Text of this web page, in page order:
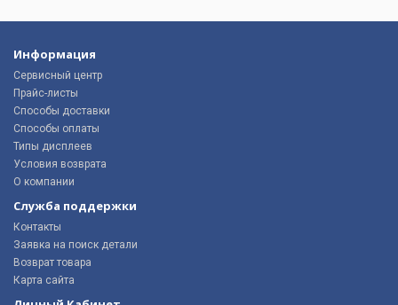
Информация
Сервисный центр
Прайс-листы
Способы доставки
Способы оплаты
Типы дисплеев
Условия возврата
О компании
Служба поддержки
Контакты
Заявка на поиск детали
Возврат товара
Карта сайта